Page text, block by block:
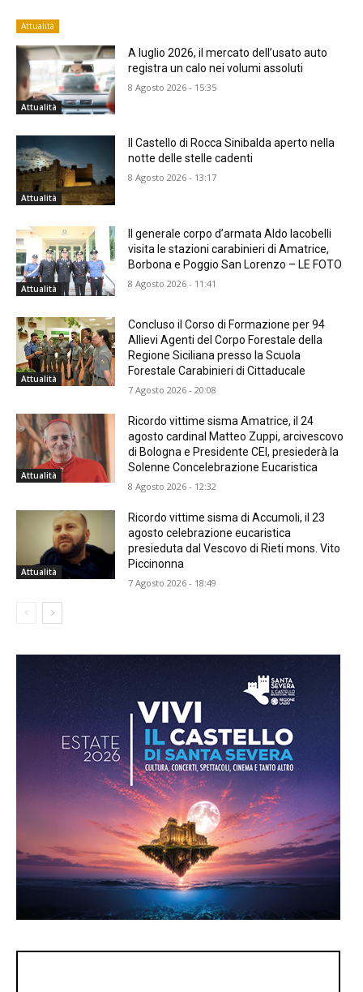
Attualità
Attualità
A luglio 2026, il mercato dell’usato auto
registra un calo nei volumi assoluti
8 Agosto 2026 - 15:35
Attualità
Il Castello di Rocca Sinibalda aperto nella
notte delle stelle cadenti
8 Agosto 2026 - 13:17
Attualità
Il generale corpo d’armata Aldo Iacobelli
visita le stazioni carabinieri di Amatrice,
Borbona e Poggio San Lorenzo – LE FOTO
8 Agosto 2026 - 11:41
Attualità
Concluso il Corso di Formazione per 94
Allievi Agenti del Corpo Forestale della
Regione Siciliana presso la Scuola
Forestale Carabinieri di Cittaducale
7 Agosto 2026 - 20:08
Attualità
Ricordo vittime sisma Amatrice, il 24
agosto cardinal Matteo Zuppi, arcivescovo
di Bologna e Presidente CEI, presiederà la
Solenne Concelebrazione Eucaristica
8 Agosto 2026 - 12:32
Attualità
Ricordo vittime sisma di Accumoli, il 23
agosto celebrazione eucaristica
presieduta dal Vescovo di Rieti mons. Vito
Piccinonna
7 Agosto 2026 - 18:49